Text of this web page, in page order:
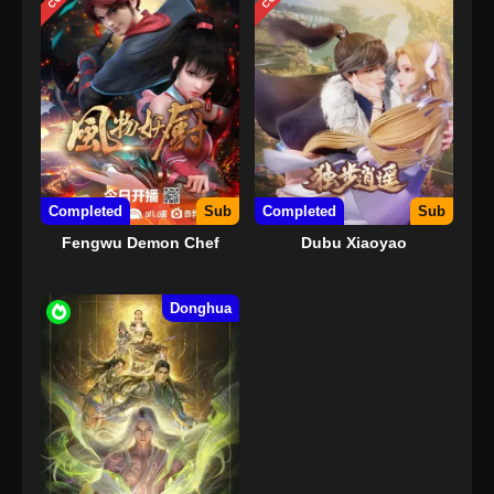
Completed Sub
Fengwu Demon Chef
Completed Sub
Dubu Xiaoyao
Donghua